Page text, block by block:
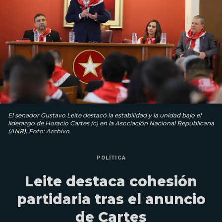
El senador Gustavo Leite destacó la estabilidad y la unidad bajo el
liderazgo de Horacio Cartes (c) en la Asociación Nacional Republicana
(ANR). Foto: Archivo
POLÍTICA
Leite destaca cohesión
partidaria tras el anuncio
de Cartes